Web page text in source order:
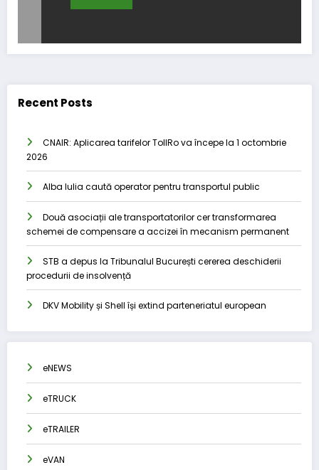
Recent Posts
CNAIR: Aplicarea tarifelor TollRo va începe la 1 octombrie
2026
Alba Iulia caută operator pentru transportul public
Două asociații ale transportatorilor cer transformarea
schemei de compensare a accizei în mecanism permanent
STB a depus la Tribunalul București cererea deschiderii
procedurii de insolvență
DKV Mobility și Shell își extind parteneriatul european
eNEWS
eTRUCK
eTRAILER
eVAN